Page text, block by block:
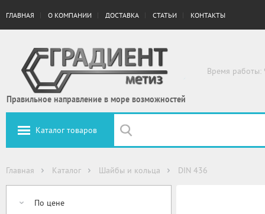
ГЛАВНАЯ О КОМПАНИИ ДОСТАВКА СТАТЬИ КОНТАКТЫ
Правильное направление в море возможностей
Время работы:
Каталог товаров
Главная Каталог Шайбы и кольца DIN 436
По цене